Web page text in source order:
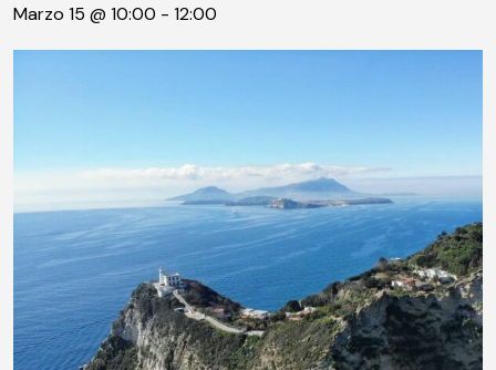
Marzo 15 @ 10:00 - 12:00